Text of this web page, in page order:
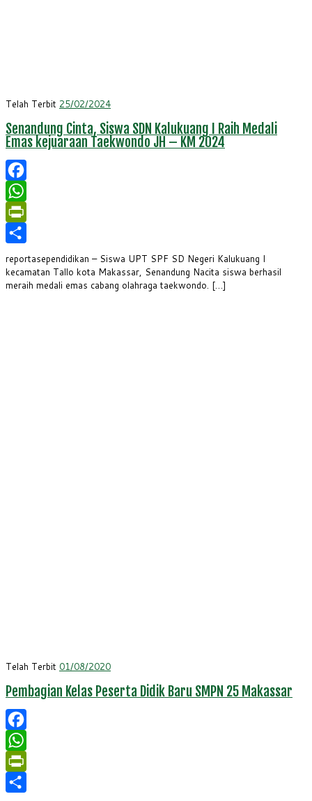
Telah Terbit 25/02/2024
Senandung Cinta, Siswa SDN Kalukuang I Raih Medali
Emas kejuaraan Taekwondo JH – KM 2024
Facebook
WhatsApp
PrintFriendly
Share
reportasependidikan – Siswa UPT SPF SD Negeri Kalukuang I
kecamatan Tallo kota Makassar, Senandung Nacita siswa berhasil
meraih medali emas cabang olahraga taekwondo. […]
Telah Terbit 01/08/2020
Pembagian Kelas Peserta Didik Baru SMPN 25 Makassar
Facebook
WhatsApp
PrintFriendly